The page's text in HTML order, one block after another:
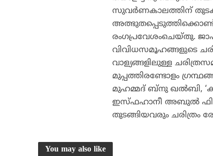
സുവര്‍ണകാലത്തിന്
രംഗപ്രവേശംചെയ്തു.
വിവിധസമൂഹങ്ങളുടെ
വാള്യങ്ങളിലുള്ള
മുപ്പത്തിരണ്ടോളം
മുഹമ്മദ് ബ്‌നു ഖല്‍ബി,
ഇസ്ഫഹാനീ അബുല്‍
തുടങ്ങിയവരും ചരിത്രം
You may also like